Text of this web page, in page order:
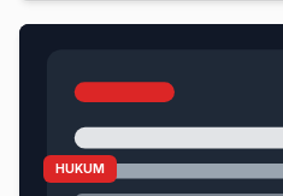
Kejati Jateng Tegaskan
HUKUM